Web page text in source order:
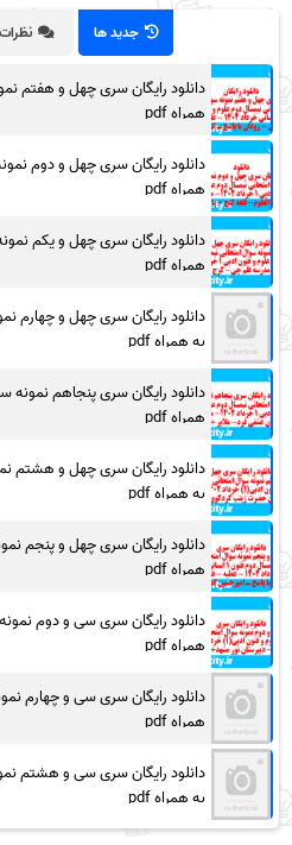
جدید ها نظرات
دانلود رایگان سری چهل و هفتم
همراه pdf
دانلود رایگان سری چهل و دوم
همراه pdf
دانلود رایگان سری چهل و یکم
همراه pdf
دانلود رایگان سری چهل و چهارم
به همراه pdf
دانلود رایگان سری پنجاهم
همراه pdf
دانلود رایگان سری چهل و هشتم
به همراه pdf
دانلود رایگان سری چهل و پنجم
همراه pdf
دانلود رایگان سری سی و دوم
همراه pdf
دانلود رایگان سری سی و چهارم
همراه pdf
دانلود رایگان سری سی و هشتم
به همراه pdf